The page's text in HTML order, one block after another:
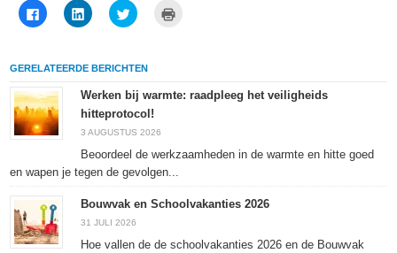
Klik
om
Facebook
(Wordt
een
nieuw
venster
geopend)
Klik
om
delen
(Wordt
een
nieuw
venster
geopend)
Klik
om
Twitter
(Wordt
een
nieuw
venster
geopend)
nieuw
GERELATEERDE BERICHTEN
Werken bij warmte: raadpleeg het veiligheids
hitteprotocol!
3 AUGUSTUS 2026
Beoordeel de werkzaamheden in de warmte en hitte goed
en wapen je tegen de gevolgen...
Bouwvak en Schoolvakanties 2026
31 JULI 2026
Hoe vallen de de schoolvakanties 2026 en de Bouwvak